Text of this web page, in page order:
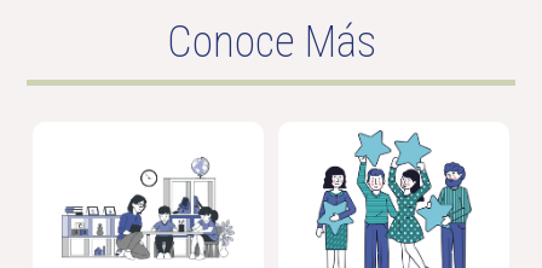
Conoce Más